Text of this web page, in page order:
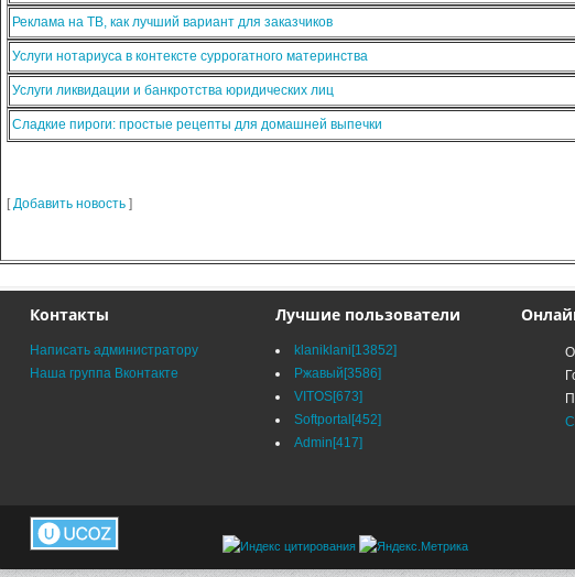
Реклама на ТВ, как лучший вариант для заказчиков
Услуги нотариуса в контексте суррогатного материнства
Услуги ликвидации и банкротства юридических лиц
Сладкие пироги: простые рецепты для домашней выпечки
[Добавить новость ]
Контакты
Написать администратору
Наша группа Вконтакте
Лучшие пользователи
klaniklani[13852]
Ржавый[3586]
VITOS[673]
Softportal[452]
Admin[417]